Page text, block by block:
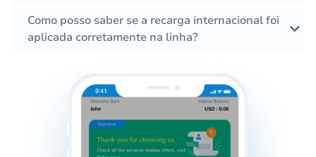
Como posso saber se a recarga internacional foi
aplicada corretamente na linha?